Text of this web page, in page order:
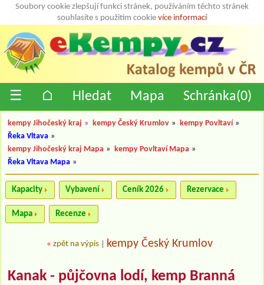
Soubory cookie zlepšují funkci stránek, používáním těchto stránek
souhlasíte s použitím cookie více informací
☰ ⌂ Hledat Mapa Schránka(0)
kempy Jihočeský kraj » kempy Český Krumlov » kempy Povltaví »
Řeka Vltava »
kempy Jihočeský kraj Mapa » kempy Povltaví Mapa »
Řeka Vltava Mapa »
Kapacity Vybavení Ceník 2026 Rezervace
Mapa Recenze
« zpět na výpis kempy Český Krumlov
Kanak - půjčovna lodí, kemp Branná